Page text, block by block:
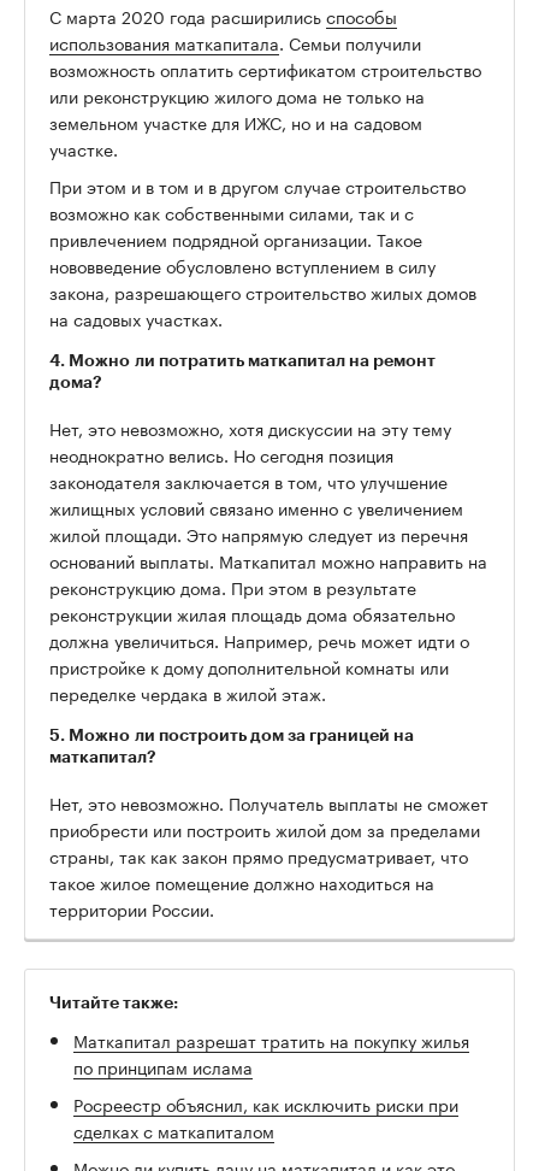
С марта 2020 года расширилисьспособы
использования маткапитала. Семьи получили
возможность оплатить сертификатом строительство
или реконструкцию жилого дома не только на
земельном участке для ИЖС, но и на садовом
участке.
При этом и в том и в другом случае строительство
возможно как собственными силами, так и с
привлечением подрядной организации. Такое
нововведение обусловлено вступлением в силу
закона, разрешающего строительство жилых домов
на садовых участках.
4. Можно ли потратить маткапитал на ремонт
дома?
Нет, это невозможно, хотя дискуссии на эту тему
неоднократно велись. Но сегодня позиция
законодателя заключается в том, что улучшение
жилищных условий связано именно с увеличением
жилой площади. Это напрямую следует из перечня
оснований выплаты. Маткапитал можно направить на
реконструкцию дома. При этом в результате
реконструкции жилая площадь дома обязательно
должна увеличиться. Например, речь может идти о
пристройке к дому дополнительной комнаты или
переделке чердака в жилой этаж.
5. Можно ли построить дом за границей на
маткапитал?
Нет, это невозможно. Получатель выплаты не сможет
приобрести или построить жилой дом за пределами
страны, так как закон прямо предусматривает, что
такое жилое помещение должно находиться на
территории России.
Читайте также:
Маткапитал разрешат тратить на покупку жилья
по принципам ислама
Росреестр объяснил, как исключить риски при
сделках с маткапиталом